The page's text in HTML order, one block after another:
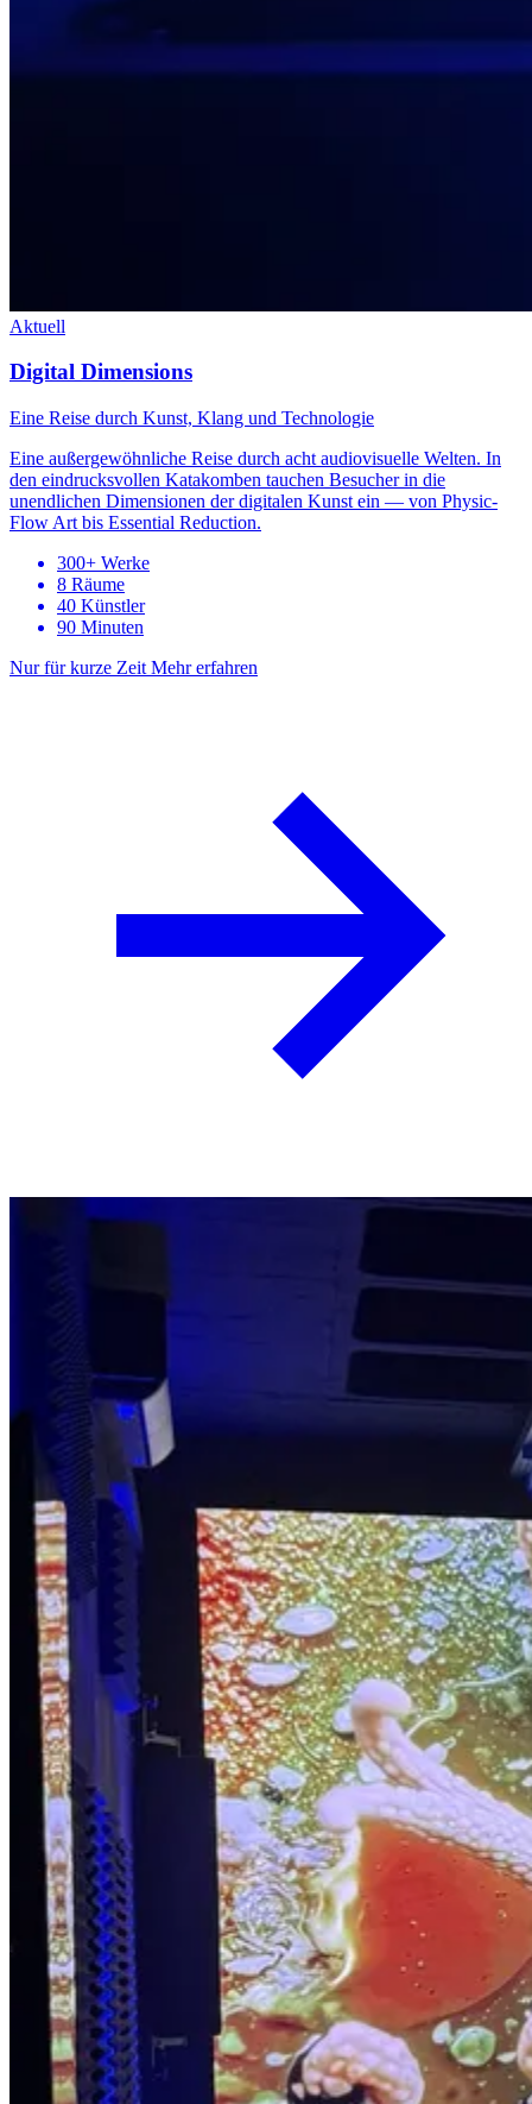
Aktuell
Digital Dimensions
Eine Reise durch Kunst, Klang und Technologie
Eine außergewöhnliche Reise durch acht audiovisuelle Welten. In
den eindrucksvollen Katakomben tauchen Besucher in die
unendlichen Dimensionen der digitalen Kunst ein — von Physic-
Flow Art bis Essential Reduction.
300+ Werke
8 Räume
40 Künstler
90 Minuten
Nur für kurze Zeit Mehr erfahren